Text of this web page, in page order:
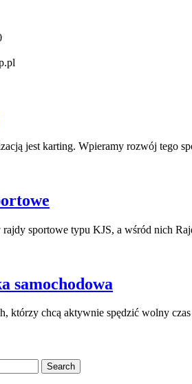
jest karting. Wpieramy rozwój tego
rajdy sportowe typu KJS, a wśród nich
samochodowa
którzy chcą aktywnie spędzić wolny